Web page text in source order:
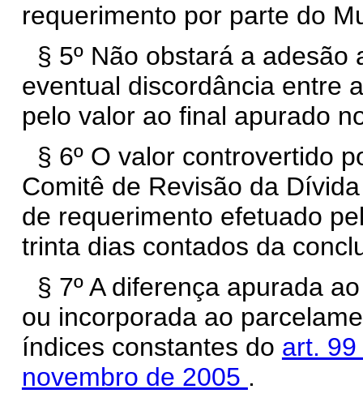
requerimento por parte do
§ 5º Não obstará a
eventual discordância entre
pelo valor ao final apurado
§ 6º O valor controvertido
Comitê de Revisão da
de requerimento efetuado
trinta dias contados da
§ 7º A diferença apurada
ou incorporada ao
índices constantes do art. 99
novembro de 2005 .